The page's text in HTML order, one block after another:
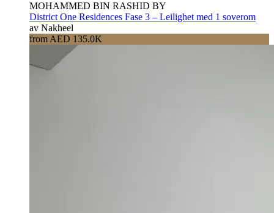
MOHAMMED BIN RASHID BY
District One Residences Fase 3 – Leilighet med 1 soverom
av Nakheel
from AED 135.0K